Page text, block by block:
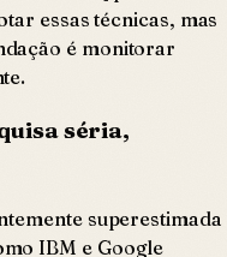
essas técnicas, mas
é monitorar
séria,
superestimada
IBM e Google